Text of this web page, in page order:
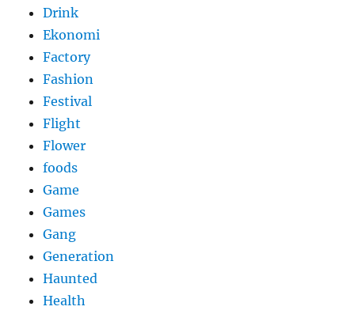
Drink
Ekonomi
Factory
Fashion
Festival
Flight
Flower
foods
Game
Games
Gang
Generation
Haunted
Health